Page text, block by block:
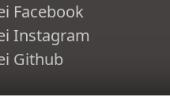
Facebook
Instagram
Github